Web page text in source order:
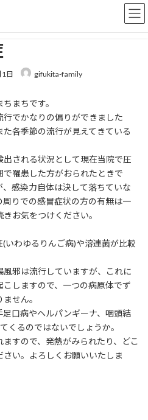
日 gifukita-family
まちです。
でかなりの偏りができました
各季節の流行が見えてきている
される状況として現在当院で圧
罹患した方がおられたときで
感染力自体は決して落ちていな
りでの感冒症状の方の有無は一
お気をつけください。
いわゆるりんご病)や溶連菌が比較
邪は流行していますが、これに
しますので、一つの病原体でず
せん。
口病やヘルパンギーナ、咽頭結
くるのではないでしょうか。
すので、発熱がみられたり、どこ
い。よろしくお願いいたしま